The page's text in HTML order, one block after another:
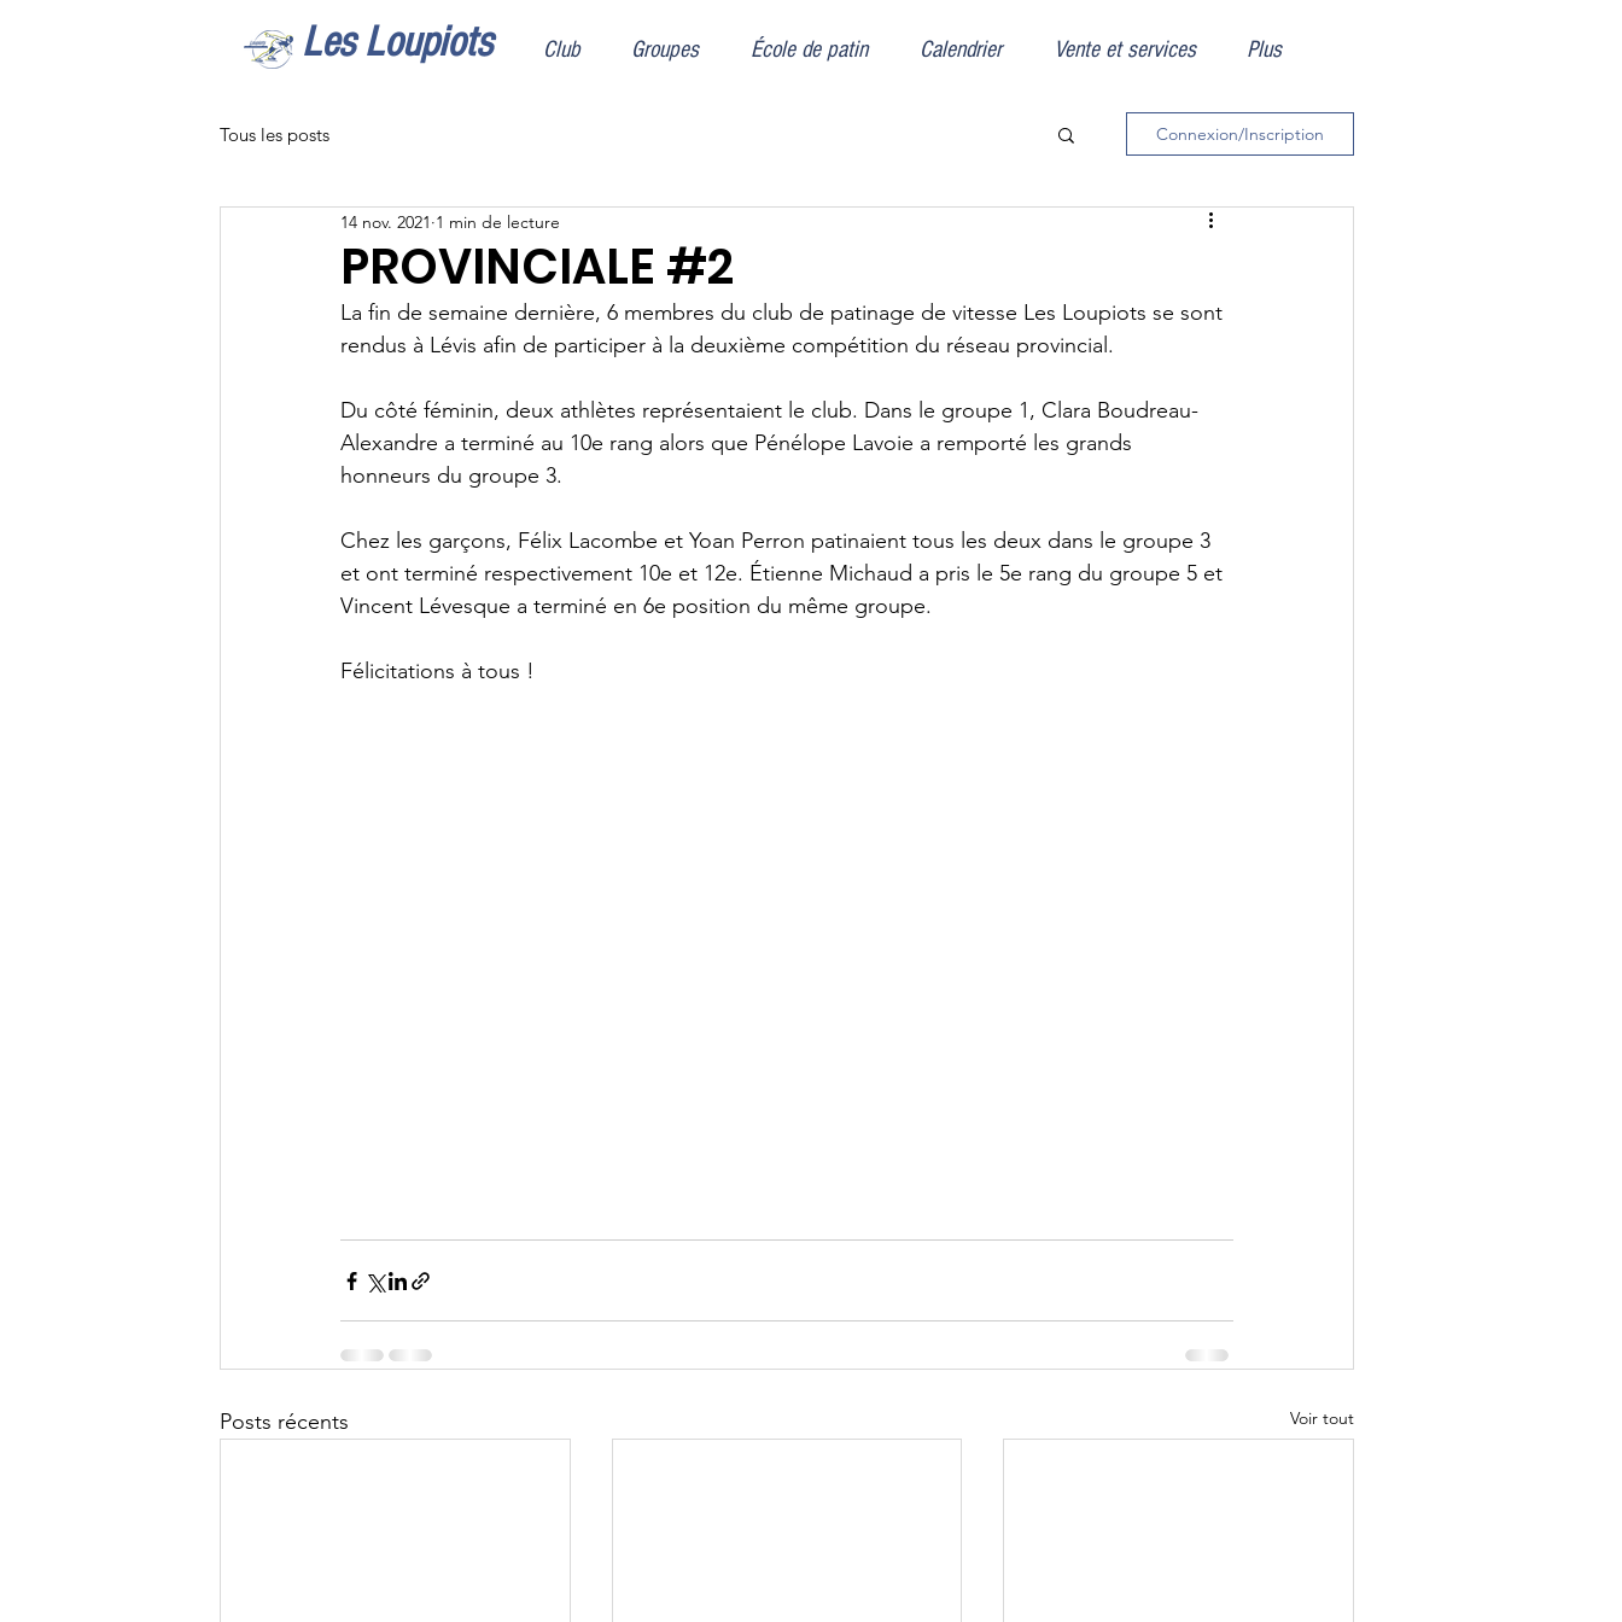
Les Loupiots Club Groupes École de patin Calendrier Vente et services Plus
Tous les posts Connexion/Inscription
PROVINCIALE #2
14 nov. 2021 1 min de lecture
La fin de semaine dernière, 6 membres du club de patinage de vitesse Les Loupiots se sont
rendus à Lévis afin de participer à la deuxième compétition du réseau provincial.
Du côté féminin, deux athlètes représentaient le club. Dans le groupe 1, Clara Boudreau-
Alexandre a terminé au 10e rang alors que Pénélope Lavoie a remporté les grands
honneurs du groupe 3.
Chez les garçons, Félix Lacombe et Yoan Perron patinaient tous les deux dans le groupe 3
et ont terminé respectivement 10e et 12e. Étienne Michaud a pris le 5e rang du groupe 5 et
Vincent Lévesque a terminé en 6e position du même groupe.
Félicitations à tous !
Posts récents Voir tout